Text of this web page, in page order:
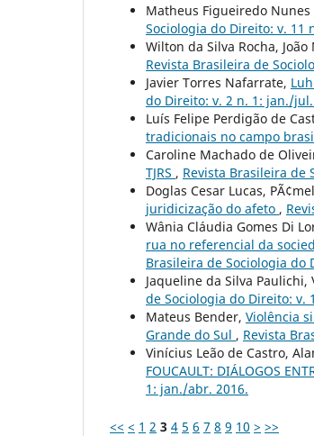
Matheus Figueiredo Nunes
Sociologia do Direito: v. 11
Wilton da Silva Rocha,
Revista Brasileira de
Javier Torres Nafarrate,
do Direito: v. 2 n. 1: jan./jul.
Luís Felipe Perdigão de
tradicionais no campo
Caroline Machado de
TJRS , Revista Brasileira de
Doglas Cesar Lucas,
juridicização do afeto ,
Wânia Cláudia Gomes Di
rua no referencial da
Brasileira de Sociologia do
Jaqueline da Silva
de Sociologia do Direito: v.
Mateus Bender, Violência
Grande do Sul , Revista
Vinícius Leão de Castro,
FOUCAULT: DIÁLOGOS
1: jan./abr. 2016.
<< < 1 2 3 4 5 6 7 8 9 10 > >>